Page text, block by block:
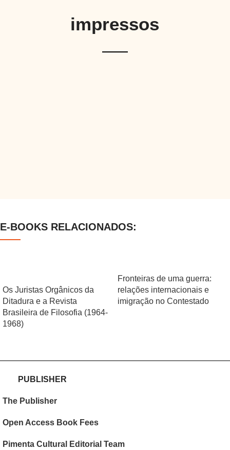
impressos
E-BOOKS RELACIONADOS:
Os Juristas Orgânicos da
Ditadura e a Revista
Brasileira de Filosofia (1964-
1968)
Fronteiras de uma guerra:
relações internacionais e
imigração no Contestado
PUBLISHER
The Publisher
Open Access Book Fees
Pimenta Cultural Editorial Team